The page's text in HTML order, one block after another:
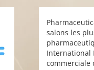
salons les
International
commerciale